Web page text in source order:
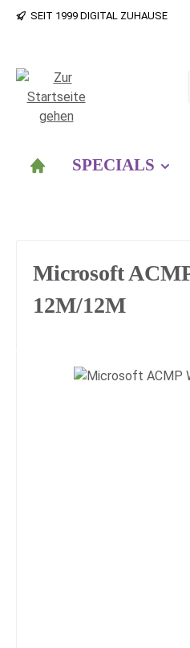
Hauptinhalt springen
Zur Suche springen
Zur Hauptnavigation
SEIT 1999 DIGITAL ZUHAUSE
SPECIALS
Microsoft
12M/12M
Bildergalerie überspringen